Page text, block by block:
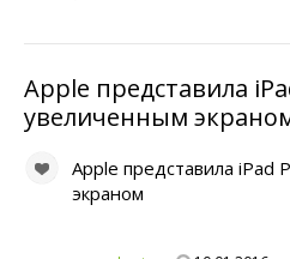
Apple представила
увеличенным
Apple представила iPad
экраном